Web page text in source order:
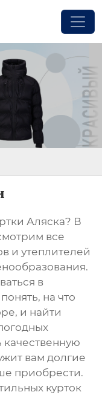
Аляска? В
все
и утеплителей
в
на что
и найти
качественную
вам долгие
приобрести.
курток